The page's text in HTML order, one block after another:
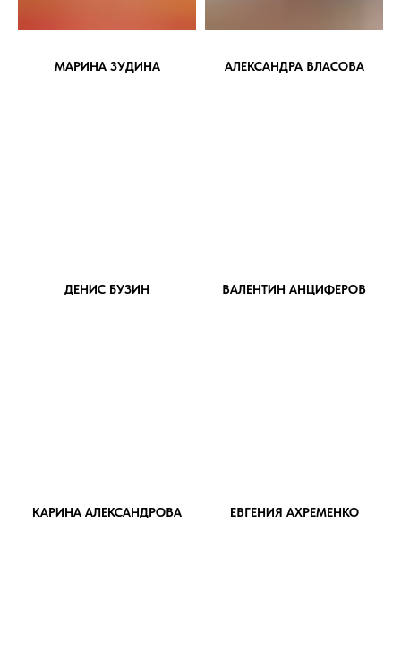
МАРИНА ЗУДИНА АЛЕКСАНДРА ВЛАСОВА
ДЕНИС БУЗИН ВАЛЕНТИН АНЦИФЕРОВ
КАРИНА АЛЕКСАНДРОВА ЕВГЕНИЯ АХРЕМЕНКО